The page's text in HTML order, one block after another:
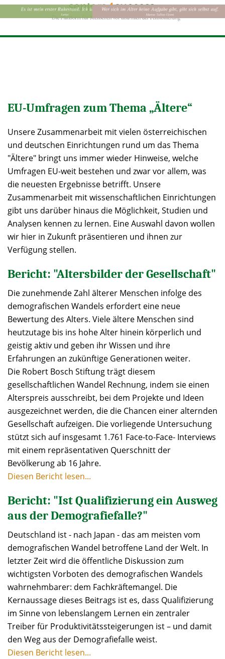
EU-Umfragen zum Thema „Ältere“
Unsere Zusammenarbeit mit vielen österreichischen
und deutschen Einrichtungen rund um das Thema
"Ältere" bringt uns immer wieder Hinweise, welche
Umfragen EU-weit bestehen und zwar vor allem, was
die neuesten Ergebnisse betrifft. Unsere
Zusammenarbeit mit wissenschaftlichen Einrichtungen
gibt uns darüber hinaus die Möglichkeit, Studien und
Analysen kennen zu lernen. Eine Auswahl davon wollen
wir hier in Zukunft präsentieren und ihnen zur
Verfügung stellen.
Bericht: "Altersbilder der Gesellschaft"
Die zunehmende Zahl älterer Menschen infolge des
demografischen Wandels erfordert eine neue
Bewertung des Alters. Viele ältere Menschen sind
heutzutage bis ins hohe Alter hinein körperlich und
geistig aktiv und geben ihr Wissen und ihre
Erfahrungen an zukünftige Generationen weiter.
Die Robert Bosch Stiftung trägt diesem
gesellschaftlichen Wandel Rechnung, indem sie einen
Alterspreis ausschreibt, bei dem Projekte und Ideen
ausgezeichnet werden, die die Chancen einer alternden
Gesellschaft aufzeigen. Die vorliegende Untersuchung
stützt sich auf insgesamt 1.761 Face-to-Face- Interviews
mit einem repräsentativen Querschnitt der
Bevölkerung ab 16 Jahre.
Diesen Bericht lesen...
Bericht: "Ist Qualifizierung ein Ausweg
aus der Demografiefalle?"
Deutschland ist - nach Japan - das am meisten vom
demografischen Wandel betroffene Land der Welt. In
letzter Zeit wird die öffentliche Diskussion zum
wichtigsten Vorboten des demografischen Wandels
wahrnehmbarer: dem Fachkräftemangel. Die
Kernaussage dieses Beitrags ist es, dass Qualifizierung
im Sinne von lebenslangem Lernen ein zentraler
Treiber für Produktivitätssteigerungen ist – und damit
den Weg aus der Demografiefalle weist.
Diesen Bericht lesen...